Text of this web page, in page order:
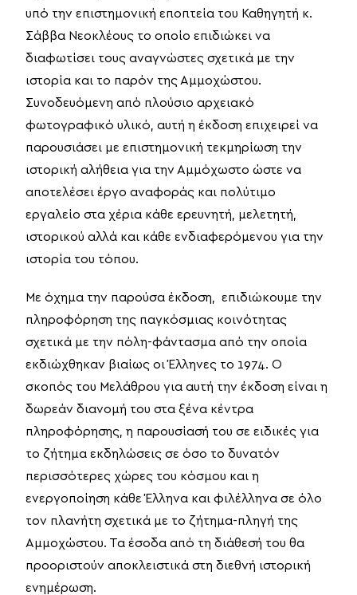
υπό την επιστημονική εποπτεία του Καθηγητή κ.
Σάββα Νεοκλέους το οποίο επιδιώκει να
διαφωτίσει τους αναγνώστες σχετικά με την
ιστορία και το παρόν της Αμμοχώστου.
Συνοδευόμενη από πλούσιο αρχειακό
φωτογραφικό υλικό, αυτή η έκδοση επιχειρεί να
παρουσιάσει με επιστημονική τεκμηρίωση την
ιστορική αλήθεια για την Αμμόχωστο ώστε να
αποτελέσει έργο αναφοράς και πολύτιμο
εργαλείο στα χέρια κάθε ερευνητή, μελετητή,
ιστορικού αλλά και κάθε ενδιαφερόμενου για την
ιστορία του τόπου.
Με όχημα την παρούσα έκδοση, επιδιώκουμε την
πληροφόρηση της παγκόσμιας κοινότητας
σχετικά με την πόλη-φάντασμα από την οποία
εκδιώχθηκαν βιαίως οι Έλληνες το 1974. Ο
σκοπός του Μελάθρου για αυτή την έκδοση είναι η
δωρεάν διανομή του στα ξένα κέντρα
πληροφόρησης, η παρουσίασή του σε ειδικές για
το ζήτημα εκδηλώσεις σε όσο το δυνατόν
περισσότερες χώρες του κόσμου και η
ενεργοποίηση κάθε Έλληνα και φιλέλληνα σε όλο
τον πλανήτη σχετικά με το ζήτημα-πληγή της
Αμμοχώστου. Τα έσοδα από τη διάθεσή του θα
προοριστούν αποκλειστικά στη διεθνή ιστορική
ενημέρωση.